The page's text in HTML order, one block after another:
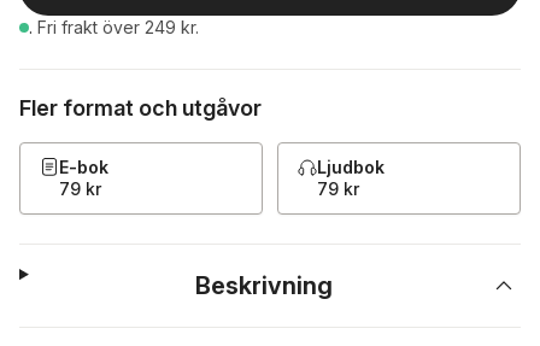
. Fri frakt över 249 kr.
Fler format och utgåvor
E-bok
79 kr
Ljudbok
79 kr
Beskrivning